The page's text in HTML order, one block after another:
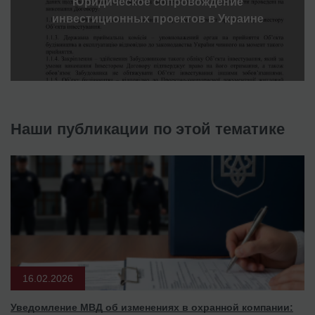
инвестиционных проектов в Украине
Наши публикации по этой тематике
16.02.2026
Уведомление МВД об изменениях в охранной компании: